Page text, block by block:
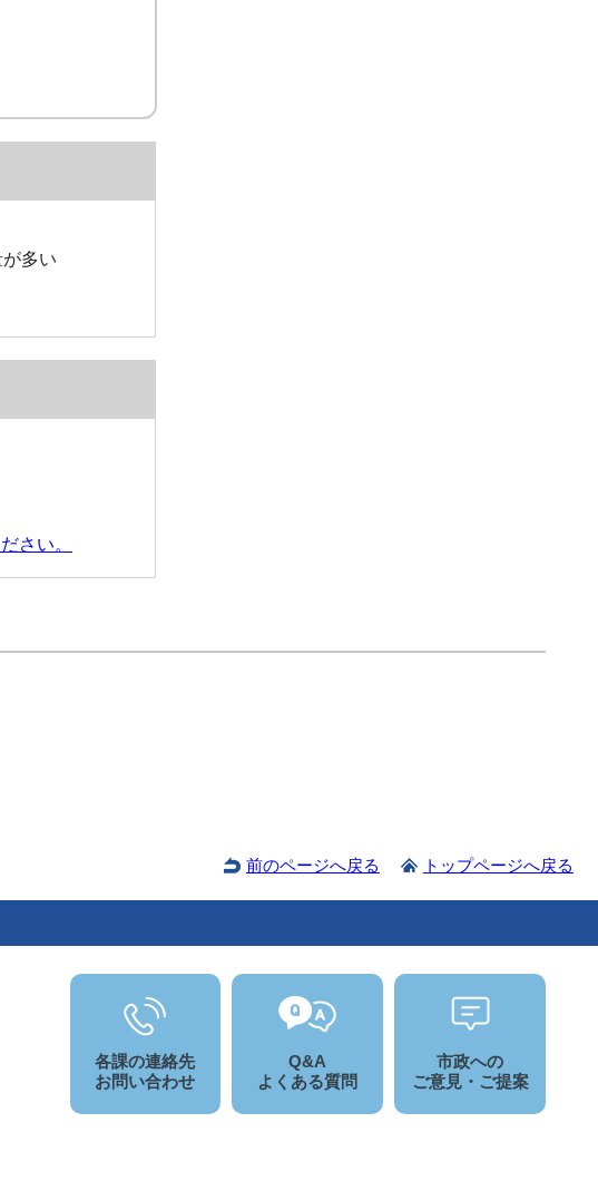
多い
さい。
前のページへ戻る トップページへ戻る
各課の連絡先
お問い合わせ
Q&A
よくある質問
市政への
ご意見・ご提案